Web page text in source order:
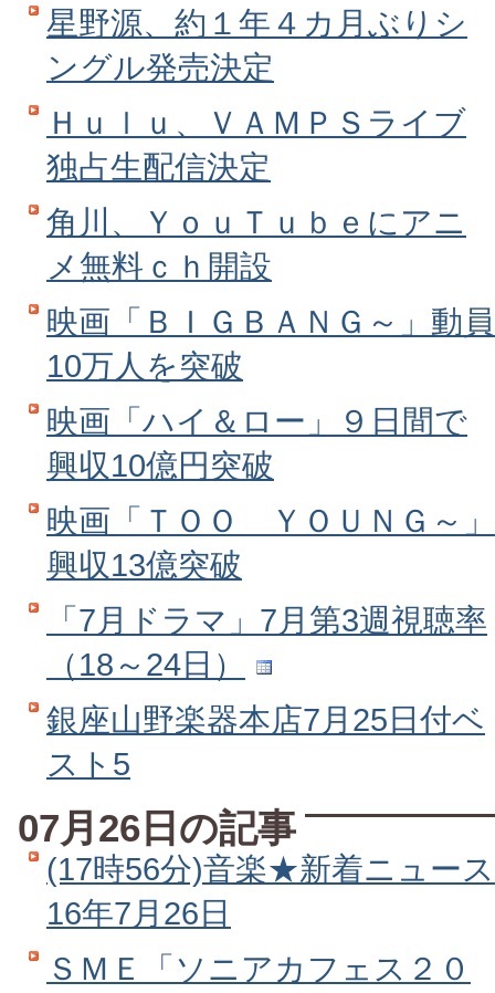
星野源、約１年４カ月ぶりシ
ングル発売決定
Ｈｕｌｕ、ＶＡＭＰＳライブ
独占生配信決定
角川、ＹｏｕＴｕｂｅにアニ
メ無料ｃｈ開設
映画「ＢＩＧＢＡＮＧ～」動員
10万人を突破
映画「ハイ＆ロー」９日間で
興収10億円突破
映画「ＴＯＯ ＹＯＵＮＧ～」
興収13億突破
「7月ドラマ」7月第3週視聴率
（18～24日）
銀座山野楽器本店7月25日付ベ
スト5
07月26日の記事
(17時56分)音楽★新着ニュース
16年7月26日
ＳＭＥ「ソニアカフェス２０